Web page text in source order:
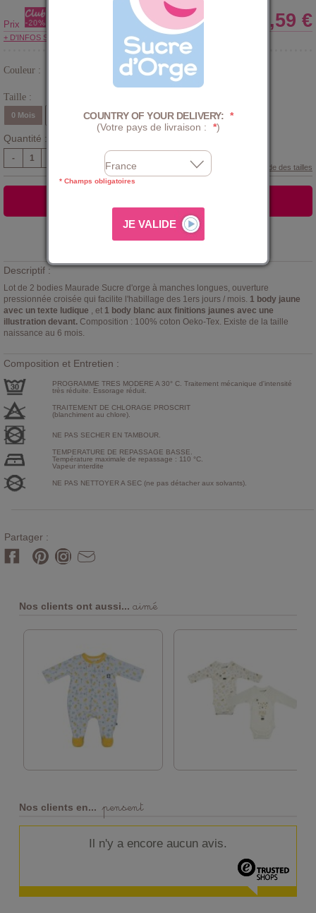
Prix 13,59 €
+ D'INFOS SUR LE CLUB
Couleur :
Taille :
0 Mois 3 Mois 6 Mois
Quantité :
-
Guide des tailles
Ajouter à laLISTE D'ENVIES
Descriptif :
Lot de 2 bodies Maurade Sucre d'orge à manches longues, ouverture
pressionnée croisée qui facilite l'habillage des 1ers jours / mois. 1 body jaune
avec un texte ludique , et 1 body blanc aux finitions jaunes avec une
illustration devant. Composition : 100% coton Oeko-Tex. Existe de la taille
naissance au 6 mois.
Composition et Entretien :
PROGRAMME TRES MODERE A 30° C. Traitement mécanique d'intensité
très réduite. Essorage réduit.
TRAITEMENT DE CHLORAGE PROSCRIT
(blanchiment au chlore).
NE PAS SECHER EN TAMBOUR.
TEMPERATURE DE REPASSAGE BASSE.
Température maximale de repassage : 110 °C.
Vapeur interdite
NE PAS NETTOYER A SEC (ne pas détacher aux solvants).
Partager :
Nos clients ont aussi... aimé
Nos clients en... pensent
Il n'y a encore aucun avis.
COUNTRY OF YOUR DELIVERY: *
(Votre pays de livraison :
*)
* Champs obligatoires